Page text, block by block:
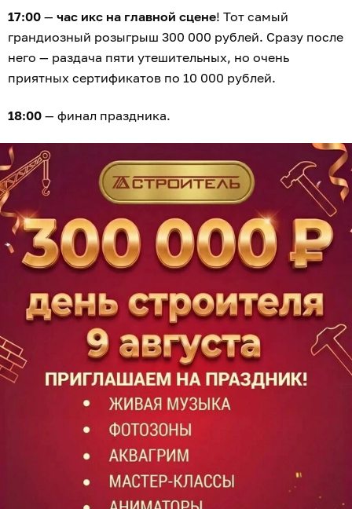
17:00 — час икс на главной сцене! Тот самый
грандиозный розыгрыш 300 000 рублей. Сразу после
него — раздача пяти утешительных, но очень
приятных сертификатов по 10 000 рублей.
18:00 — финал праздника.